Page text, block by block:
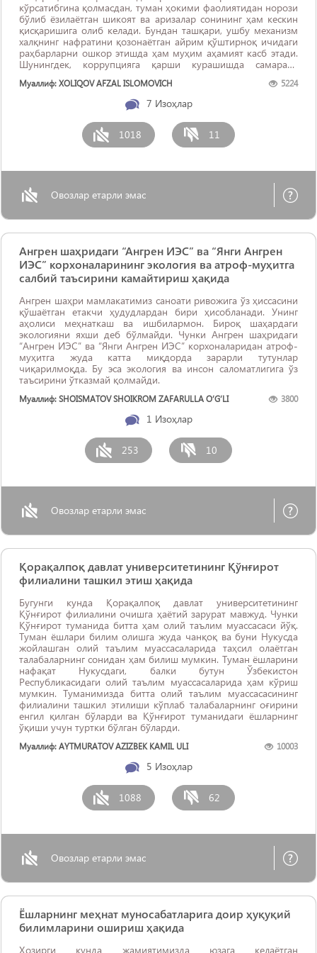
кўрсатибгина қолмасдан, туман ҳокими фаолиятидан норози
бўлиб ёзилаётган шикоят ва аризалар сонининг ҳам кескин
қисқаришига олиб келади. Бундан ташқари, ушбу механизм
халқнинг нафратини қозонаётган айрим қўштирноқ ичидаги
раҳбарларни ошкор этишда ҳам муҳим аҳамият касб этади.
Шунингдек, коррупцияга қарши курашишда самарали
Муаллиф: XOLIQOV AFZAL ISLOMOVICH 5224
7 Изоҳлар
1018 11
Овозлар етарли эмас
Ангрен шаҳридаги “Ангрен ИЭС” ва “Янги Ангрен
ИЭС” корхоналарининг экология ва атроф-муҳитга
салбий таъсирини камайтириш ҳақида
Ангрен шаҳри мамлакатимиз саноати ривожига ўз ҳиссасини
қўшаётган етакчи ҳудудлардан бири ҳисобланади. Унинг
аҳолиси меҳнаткаш ва ишбилармон. Бироқ шаҳардаги
экологияни яхши деб бўлмайди. Чунки Ангрен шаҳридаги
“Ангрен ИЭС” ва “Янги Ангрен ИЭС” корхоналаридан атроф-
муҳитга жуда катта миқдорда зарарли тутунлар
чиқарилмоқда. Бу эса экология ва инсон саломатлигига ўз
таъсирини ўтказмай қолмайди.
Муаллиф: SHOISMATOV SHOIKROM ZAFARULLA O‘G‘LI 3800
1 Изоҳлар
253 10
Овозлар етарли эмас
Қорақалпоқ давлат университетининг Қўнғирот
филиалини ташкил этиш ҳақида
Бугунги кунда Қорақалпоқ давлат университетининг
Қўнғирот филиалини очишга ҳаётий зарурат мавжуд. Чунки
Қўнғирот туманида битта ҳам олий таълим муассасаси йўқ.
Туман ёшлари билим олишга жуда чанқоқ ва буни Нукусда
жойлашган олий таълим муассасаларида таҳсил олаётган
талабаларнинг сонидан ҳам билиш мумкин. Туман ёшларини
нафақат Нукусдаги, балки бутун Ўзбекистон
Республикасидаги олий таълим муассасаларида ҳам кўриш
мумкин. Туманимизда битта олий таълим муассасасининг
филиалини ташкил этилиши кўплаб талабаларнинг оғирини
енгил қилган бўларди ва Қўнғирот туманидаги ёшларнинг
ўқиши учун туртки бўлган бўларди.
Муаллиф: AYTMURATOV AZIZBEK KAMIL ULI 10003
5 Изоҳлар
1088 62
Овозлар етарли эмас
Ёшларнинг меҳнат муносабатларига доир ҳуқуқий
билимларини ошириш ҳақида
Ҳозирги кунда жамиятимизда юзага келаётган